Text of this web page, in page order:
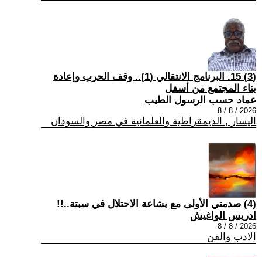
(3) 15. البرنامج الانتقالي (1).. وقف الحرب وإعادة
بناء المجتمع من أسفل
عماد حسب الرسول الطيب
2026 / 8 / 8
اليسار , الديمقراطية والعلمانية في مصر والسودان
(4) صدمتي الأولى مع بشاعة الاحتلال في سبتة..!!
ادريس الواغيش
2026 / 8 / 8
الادب والفن